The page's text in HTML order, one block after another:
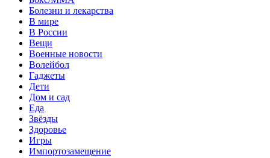
Болезни и лекарства
В мире
В России
Вещи
Военные новости
Волейбол
Гаджеты
Дети
Дом и сад
Еда
Звёзды
Здоровье
Игры
Импортозамещение